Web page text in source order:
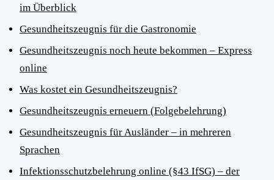
im Überblick
Gesundheitszeugnis für die Gastronomie
Gesundheitszeugnis noch heute bekommen – Express
online
Was kostet ein Gesundheitszeugnis?
Gesundheitszeugnis erneuern (Folgebelehrung)
Gesundheitszeugnis für Ausländer – in mehreren
Sprachen
Infektionsschutzbelehrung online (§43 IfSG) – der